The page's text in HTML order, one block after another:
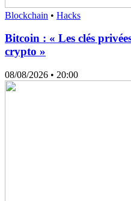
Blockchain • Hacks
Bitcoin : « Les clés
crypto »
08/08/2026 • 20:00